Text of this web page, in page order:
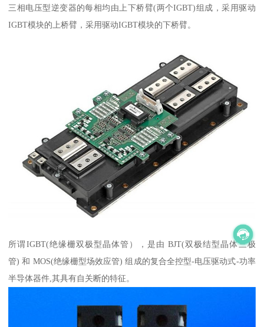
三相电压型逆变器的每相均由上下桥臂(两个IGBT)组成，采用驱动
IGBT模块的上桥臂，采用驱动IGBT模块的下桥臂。
所谓IGBT(绝缘栅双极型晶体管），是由 BJT(双极结型晶体三极
管) 和 MOS(绝缘栅型场效应管) 组成的复合全控型-电压驱动式-功率
半导体器件,其具有自关断的特征。